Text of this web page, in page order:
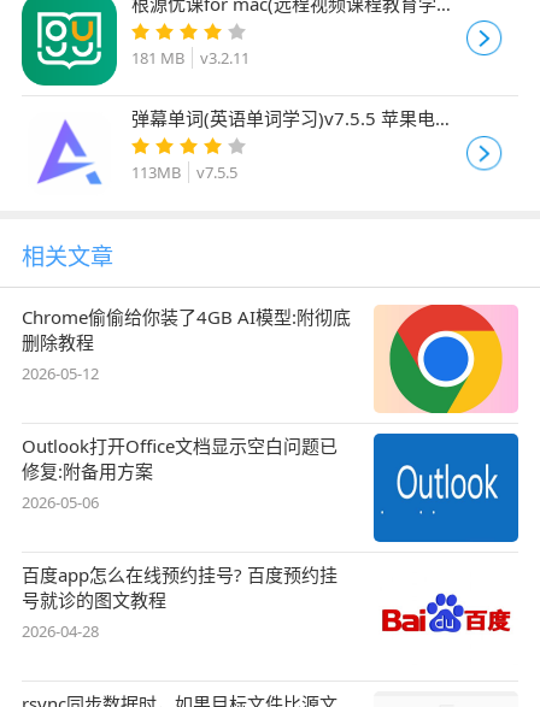
平台) v3.2.11 苹果电脑版
181 MB v3.2.11
弹幕单词(英语单词学习)v7.5.5 苹果电脑
版
113MB v7.5.5
相关文章
Chrome偷偷给你装了4GB AI模型:附彻底
删除教程
2026-05-12
Outlook打开Office文档显示空白问题已
修复:附备用方案
2026-05-06
百度app怎么在线预约挂号? 百度预约挂
号就诊的图文教程
2026-04-28